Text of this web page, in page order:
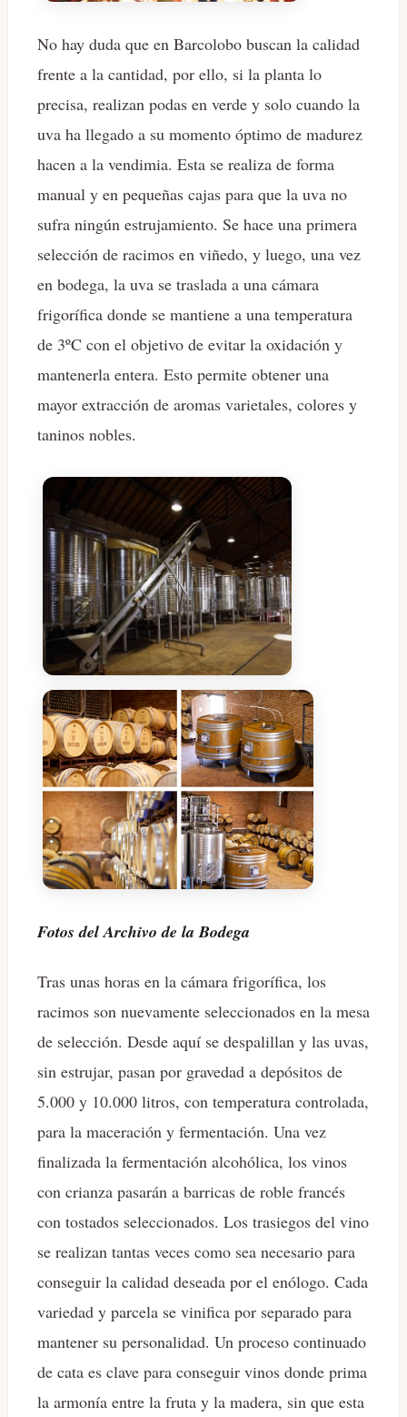
No hay duda que en Barcolobo buscan la calidad
frente a la cantidad, por ello, si la planta lo
precisa, realizan podas en verde y solo cuando la
uva ha llegado a su momento óptimo de madurez
hacen a la vendimia. Esta se realiza de forma
manual y en pequeñas cajas para que la uva no
sufra ningún estrujamiento. Se hace una primera
selección de racimos en viñedo, y luego, una vez
en bodega, la uva se traslada a una cámara
frigorífica donde se mantiene a una temperatura
de 3ºC con el objetivo de evitar la oxidación y
mantenerla entera. Esto permite obtener una
mayor extracción de aromas varietales, colores y
taninos nobles.
Fotos del Archivo de la Bodega
Tras unas horas en la cámara frigorífica, los
racimos son nuevamente seleccionados en la mesa
de selección. Desde aquí se despalillan y las uvas,
sin estrujar, pasan por gravedad a depósitos de
5.000 y 10.000 litros, con temperatura controlada,
para la maceración y fermentación. Una vez
finalizada la fermentación alcohólica, los vinos
con crianza pasarán a barricas de roble francés
con tostados seleccionados. Los trasiegos del vino
se realizan tantas veces como sea necesario para
conseguir la calidad deseada por el enólogo. Cada
variedad y parcela se vinifica por separado para
mantener su personalidad. Un proceso continuado
de cata es clave para conseguir vinos donde prima
la armonía entre la fruta y la madera, sin que esta